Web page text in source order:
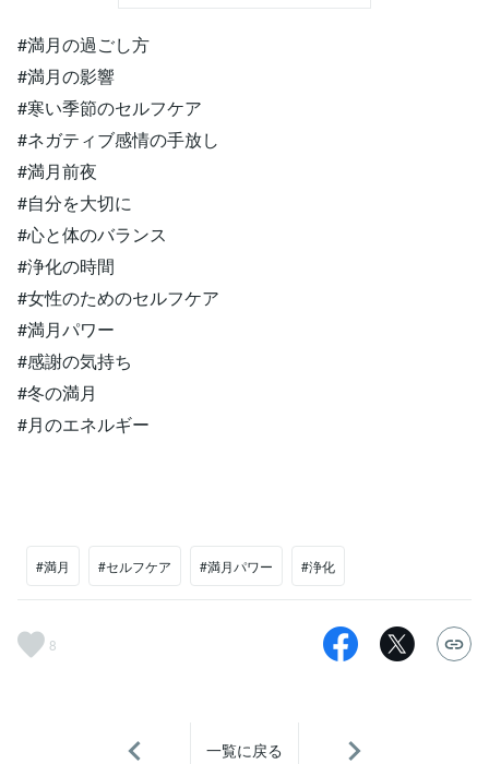
#満月の過ごし方
#満月の影響
#寒い季節のセルフケア
#ネガティブ感情の手放し
#満月前夜
#自分を大切に
#心と体のバランス
#浄化の時間
#女性のためのセルフケア
#満月パワー
#感謝の気持ち
#冬の満月
#月のエネルギー
#満月 #セルフケア #満月パワー #浄化
8
一覧に戻る